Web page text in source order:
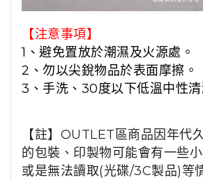
【注意事項】
1、避免置放於潮濕及火源處。
2、勿以尖銳物品於表面摩擦。
3、手洗、 30度以下低溫中性清
【註】OUTLET區商品因年代
的包裝、印製物可能會有一些
或是無法讀取(光碟/3C製品)等